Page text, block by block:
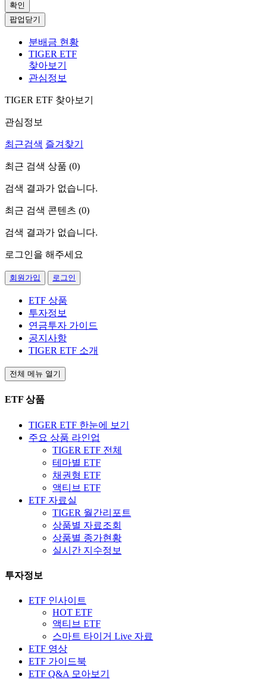
확인
팝업닫기
분배금 현황
TIGER ETF
찾아보기
관심정보
TIGER ETF 찾아보기
관심정보
최근검색 즐겨찾기
최근 검색 상품 (0)
검색 결과가 없습니다.
최근 검색 콘텐츠 (0)
검색 결과가 없습니다.
로그인을 해주세요
회원가입 로그인
ETF 상품
투자정보
연금투자 가이드
공지사항
TIGER ETF 소개
전체 메뉴 열기
ETF 상품
TIGER ETF 한눈에 보기
주요 상품 라인업
TIGER ETF 전체
테마별 ETF
채권형 ETF
액티브 ETF
ETF 자료실
TIGER 월간리포트
상품별 자료조회
상품별 종가현황
실시간 지수정보
투자정보
ETF 인사이트
HOT ETF
액티브 ETF
스마트 타이거 Live 자료
ETF 영상
ETF 가이드북
ETF Q&A 모아보기